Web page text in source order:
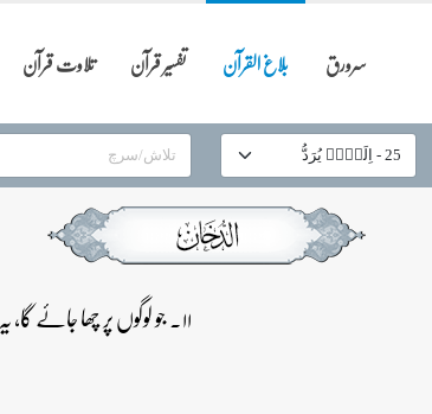
سرورق بلاغ القرآن تفسیر قرآن تلاوت قرآن
۱۱۔ جو لوگوں پر چھا جائے گا، یہ عذاب دردناک ہو گا۔